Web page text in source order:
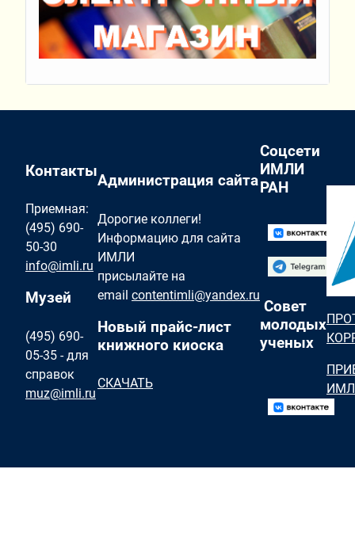
Контакты
Приемная:
(495) 690-
50-30
info@imli.ru
Музей
(495) 690-
05-35 - для
справок
muz@imli.ru
Администрация сайта
Дорогие коллеги!
Информацию для сайта
ИМЛИ
присылайте на
email contentimli@yandex.ru
Новый прайс-лист
книжного киоска
СКАЧАТЬ
Соцсети
ИМЛИ
РАН
Совет
молодых
ученых